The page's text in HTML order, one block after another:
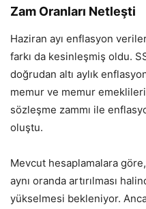
Zam Oranları Netleşti
Haziran ayı enflasyon
farkı da kesinleşmiş oldu.
doğrudan altı aylık
memur ve memur
sözleşme zammı ile
oluştu.
Mevcut hesaplamalara
aynı oranda artırılması
yükselmesi bekleniyor.